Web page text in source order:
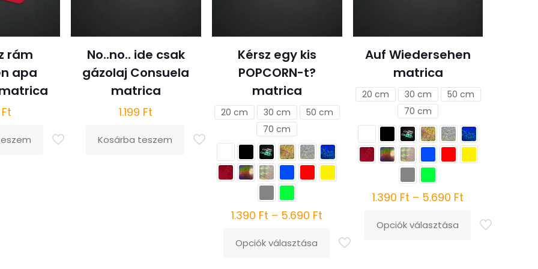
ki
rám
apa
Ft
No..no.. ide csak
gázolaj Consuela
matrica
1.199 Ft
Kosárba teszem
Kérsz egy kis
POPCORN-t?
matrica
20 cm 30 cm
50 cm
70 cm
1.390 Ft – 5.690 Ft
Opciók választása
Ennek
Auf Wiedersehen
matrica
20 cm 30 cm
50 cm
70 cm
1.390 Ft – 5.690 Ft
Opciók választása
Ennek